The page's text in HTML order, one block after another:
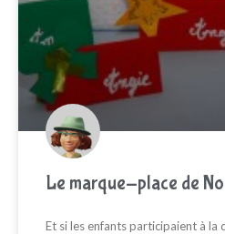
Le marque-place de
Et si les enfants participaient à